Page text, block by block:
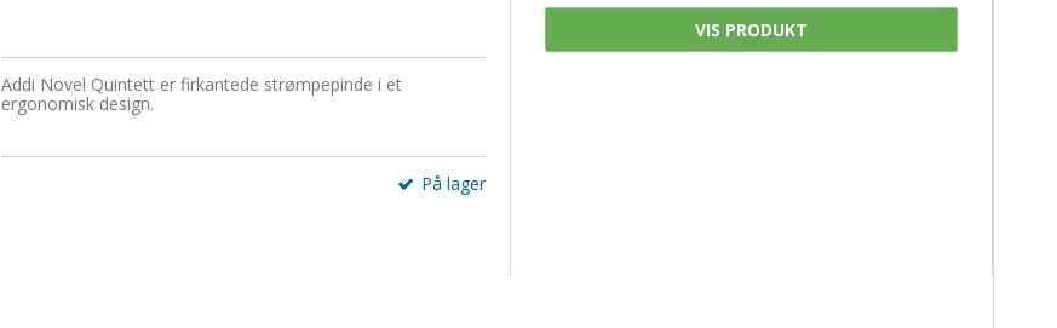
Addi Novel Quintett er firkantede strømpepinde i et
ergonomisk design.
På lager
VIS PRODUKT